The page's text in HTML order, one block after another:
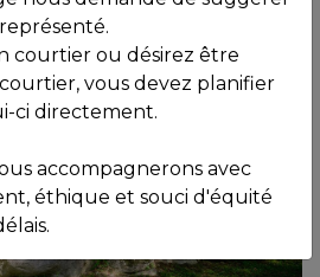
courtier ou désirez être
vous devez planifier
ci directement.
accompagnerons avec
éthique et souci d'équité